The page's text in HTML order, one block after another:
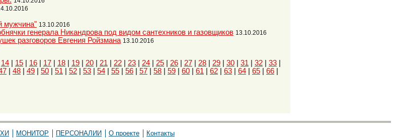
мужчина" 13.10.2016
генерала Никандрова под видом сантехников и газовщиков 13.10.2016
разговоров Евгения Ройзмана 13.10.2016
14 15 16 17 18 19 20 21 22 23 24 25 26 27 28 29 30 31 32 33
48 49 50 51 52 53 54 55 56 57 58 59 60 61 62 63 64 65 66
МОНИТОР ПЕРСОНАЛИИ О проекте Контакты